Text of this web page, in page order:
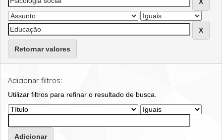
Retornar valores
Adicionar filtros:
Utilizar filtros para refinar o resultado de busca.